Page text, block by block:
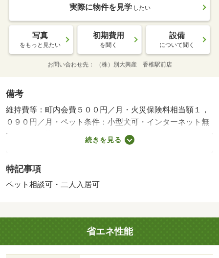
実際に物件を見学 したい
写真
をもっと見たい
初期費用
を聞く
設備
について聞く
お問い合わせ先 （株）別大興産 香椎駅前店
備考
維持費等：町内会費５００円／月・火災保険料相当額１，
０９０円／月・ペット条件：小型犬可・インターネット無
料でネット接続がスムーズです。オートロック完備で防犯
面も安心。ＴＶインターホン・温水洗浄便座など室内設備
りません。
続きを見る
特記事項
ペット相談可・二人入居可
省エネ性能